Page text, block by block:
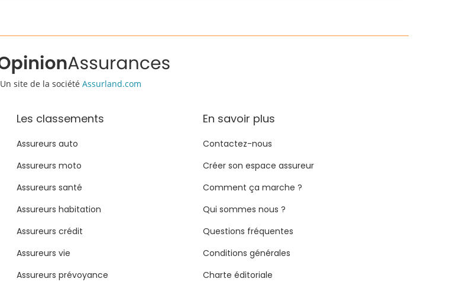
Un site de la société Assurland.com
Les classements
Assureurs auto
Assureurs moto
Assureurs santé
Assureurs habitation
Assureurs crédit
Assureurs vie
Assureurs prévoyance
En savoir plus
Contactez-nous
Créer son espace assureur
Comment ça marche ?
Qui sommes nous ?
Questions fréquentes
Conditions générales
Charte éditoriale